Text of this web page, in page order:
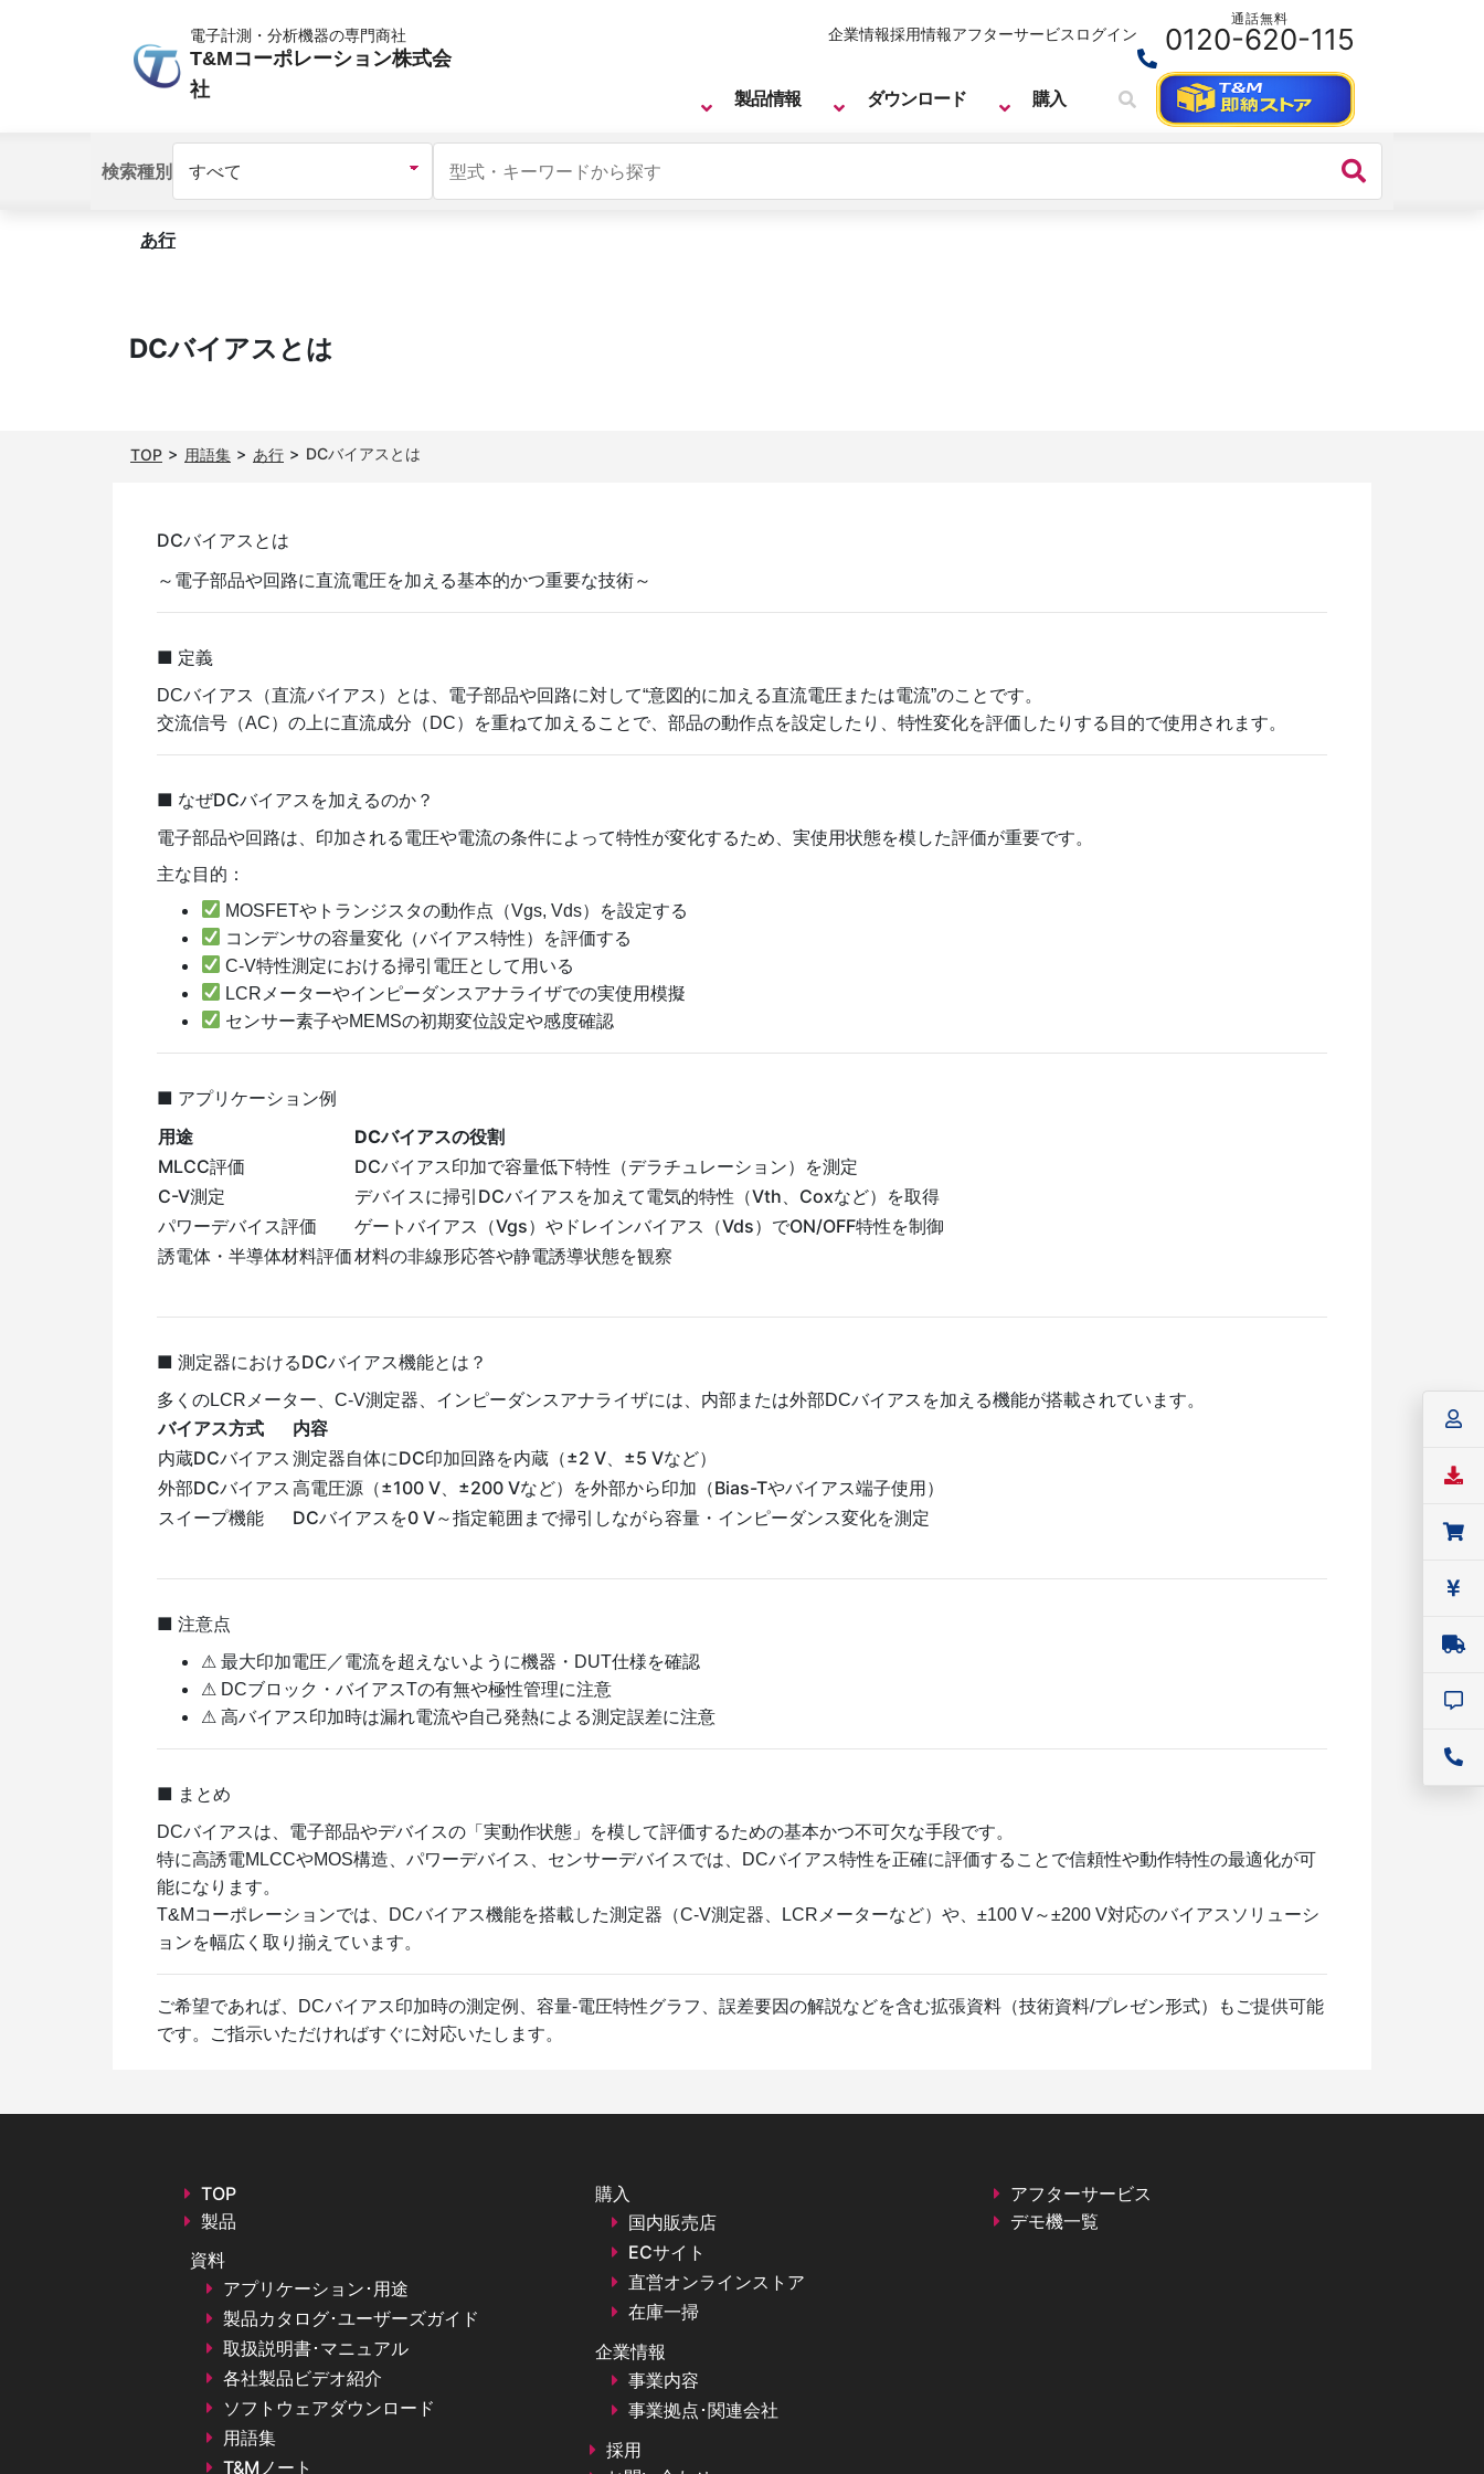
電子計測・分析機器の専門商社
T&Mコーポレーション株式会
社
製品情報 ダウンロード 購入
検索種別
企業情報採用情報アフターサービス ログイン
通話無料
0120-620-115
あ行
DCバイアスとは
TOP 用語集 あ行 DCバイアスとは
DCバイアスとは
～電子部品や回路に直流電圧を加える基本的かつ重要な技術～
■ 定義
DCバイアス（直流バイアス）とは、電子部品や回路に対して“意図的に加える直流電圧または電流”のことです。
交流信号（AC）の上に直流成分（DC）を重ねて加えることで、部品の動作点を設定したり、特性変化を評価したりする目的で使用されます。
■ なぜDCバイアスを加えるのか？
電子部品や回路は、印加される電圧や電流の条件によって特性が変化するため、実使用状態を模した評価が重要です。
主な目的：
MOSFETやトランジスタの動作点（Vgs, Vds）を設定する
コンデンサの容量変化（バイアス特性）を評価する
C-V特性測定における掃引電圧として用いる
LCRメーターやインピーダンスアナライザでの実使用模擬
センサー素子やMEMSの初期変位設定や感度確認
■ アプリケーション例
用途
DCバイアスの役割
MLCC評価
DCバイアス印加で容量低下特性（デラチュレーション）を測定
C-V測定
デバイスに掃引DCバイアスを加えて電気的特性（Vth、Coxなど）を取得
パワーデバイス評価
ゲートバイアス（Vgs）やドレインバイアス（Vds）でON/OFF特性を制御
誘電体・半導体材料評価材料の非線形応答や静電誘導状態を観察
■ 測定器におけるDCバイアス機能とは？
多くのLCRメーター、C-V測定器、インピーダンスアナライザには、内部または外部DCバイアスを加える機能が搭載されています。
バイアス方式
内容
内蔵DCバイアス 測定器自体にDC印加回路を内蔵（±2 V、±5 Vなど）
外部DCバイアス 高電圧源（±100 V、±200 Vなど）を外部から印加（Bias-Tやバイアス端子使用）
スイープ機能
DCバイアスを0 V～指定範囲まで掃引しながら容量・インピーダンス変化を測定
■ 注意点
⚠ 最大印加電圧／電流を超えないように機器・DUT仕様を確認
⚠ DCブロック・バイアスTの有無や極性管理に注意
⚠ 高バイアス印加時は漏れ電流や自己発熱による測定誤差に注意
■ まとめ
DCバイアスは、電子部品やデバイスの「実動作状態」を模して評価するための基本かつ不可欠な手段です。
特に高誘電MLCCやMOS構造、パワーデバイス、センサーデバイスでは、DCバイアス特性を正確に評価することで信頼性や動作特性の最適化が可
能になります。
T&Mコーポレーションでは、DCバイアス機能を搭載した測定器（C-V測定器、LCRメーターなど）や、±100 V～±200 V対応のバイアスソリューシ
ョンを幅広く取り揃えています。
ご希望であれば、DCバイアス印加時の測定例、容量-電圧特性グラフ、誤差要因の解説などを含む拡張資料（技術資料/プレゼン形式）もご提供可能
です。ご指示いただければすぐに対応いたします。
TOP
製品
資料
アプリケーション･用途
製品カタログ･ユーザーズガイド
取扱説明書･マニュアル
各社製品ビデオ紹介
ソフトウェアダウンロード
用語集
T&Mノート
購入
国内販売店
ECサイト
直営オンラインストア
在庫一掃
企業情報
事業内容
事業拠点･関連会社
採用
アフターサービス
デモ機一覧